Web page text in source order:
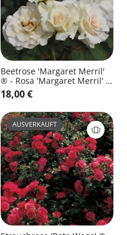
Beetrose 'Margaret Merril'
® - Rosa 'Margaret Merril' ®
BT
18,00 €
AUSVERKAUFT